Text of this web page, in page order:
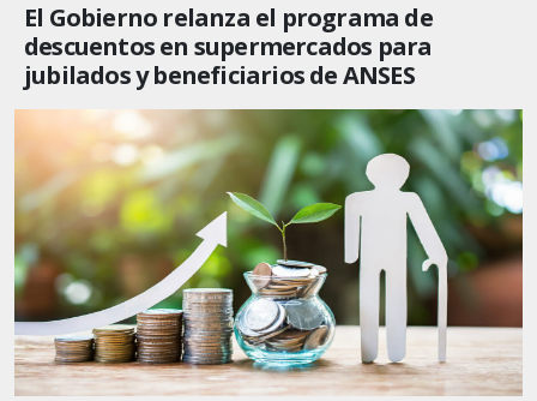
El Gobierno relanza el programa de
descuentos en supermercados para
jubilados y beneficiarios de ANSES